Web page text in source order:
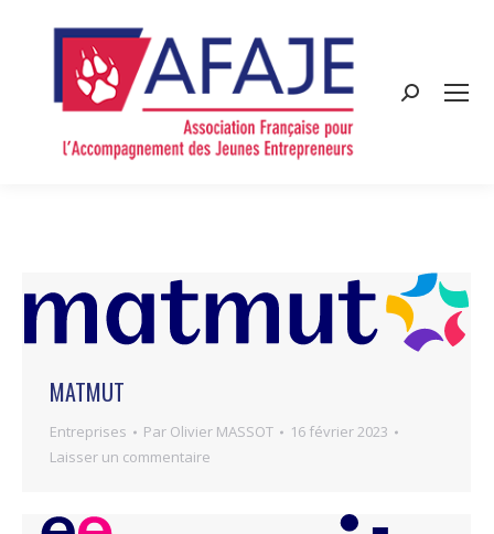
Search:
MATMUT
Entreprises Par Olivier MASSOT
16 février 2023
Laisser un commentaire